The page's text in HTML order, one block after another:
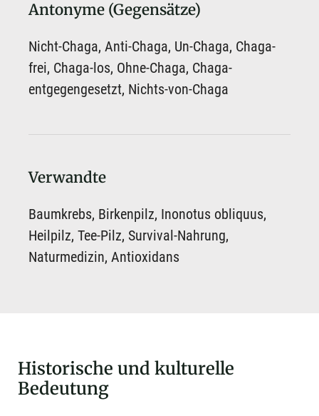
Antonyme (Gegensätze)
Nicht-Chaga, Anti-Chaga, Un-Chaga, Chaga-
frei, Chaga-los, Ohne-Chaga, Chaga-
entgegengesetzt, Nichts-von-Chaga
Verwandte
Baumkrebs, Birkenpilz, Inonotus obliquus,
Heilpilz, Tee-Pilz, Survival-Nahrung,
Naturmedizin, Antioxidans
Historische und kulturelle
Bedeutung